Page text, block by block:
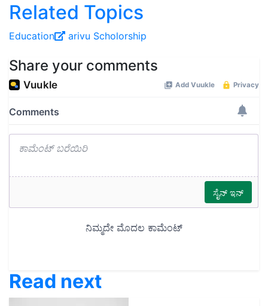
Related Topics
Education arivu Scholorship
Share your comments
Read next